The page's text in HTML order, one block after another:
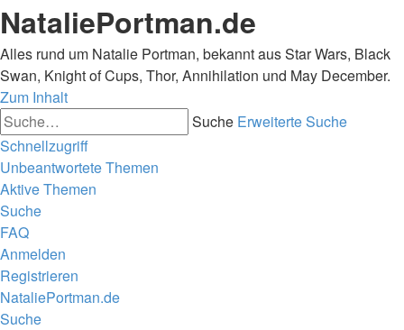
NataliePortman.de
Alles rund um Natalie Portman, bekannt aus Star Wars, Black
Swan, Knight of Cups, Thor, Annihilation und May December.
Zum Inhalt
Suche Erweiterte Suche
Schnellzugriff
Unbeantwortete Themen
Aktive Themen
Suche
FAQ
Anmelden
Registrieren
NataliePortman.de
Suche